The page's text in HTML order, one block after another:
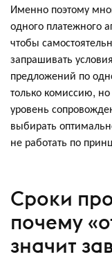
Именно поэтому
одного платежного
чтобы
запрашивать
предложений по
только комиссию,
уровень
выбирать
не работать по
Сроки
почему
значит